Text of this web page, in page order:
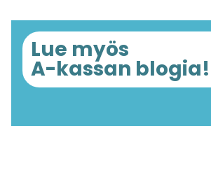
Lue myös
A-kassan blogia!